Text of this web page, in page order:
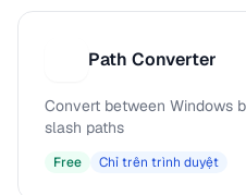
Path Converter
Convert between Windows
slash paths
Free Chỉ trên trình duyệt